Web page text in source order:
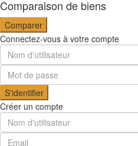
Comparaison de biens
Comparer
Connectez-vous à votre compte
S'identifier
Créer un compte